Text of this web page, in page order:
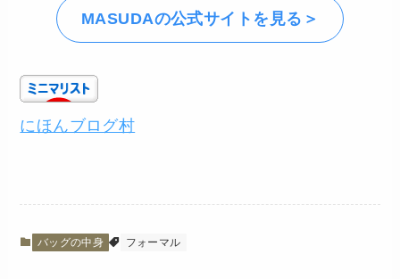
MASUDAの公式サイトを見る＞
にほんブログ村
バッグの中身 フォーマル